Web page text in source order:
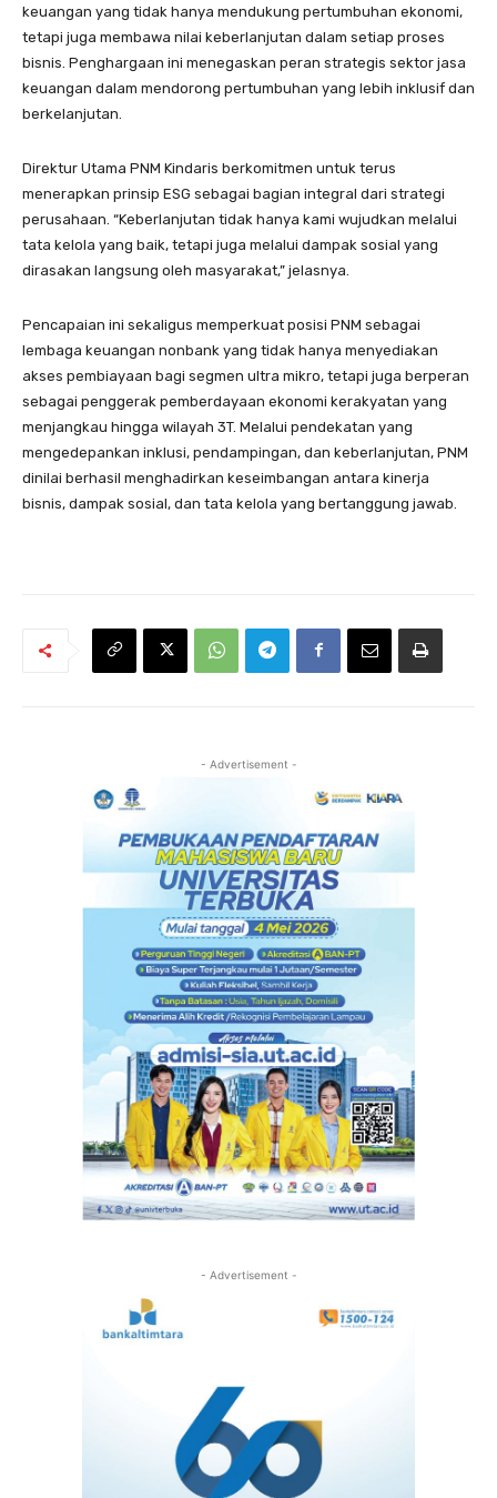
keuangan yang tidak hanya mendukung pertumbuhan ekonomi,
tetapi juga membawa nilai keberlanjutan dalam setiap proses
bisnis. Penghargaan ini menegaskan peran strategis sektor jasa
keuangan dalam mendorong pertumbuhan yang lebih inklusif dan
berkelanjutan.
Direktur Utama PNM Kindaris berkomitmen untuk terus
menerapkan prinsip ESG sebagai bagian integral dari strategi
perusahaan. “Keberlanjutan tidak hanya kami wujudkan melalui
tata kelola yang baik, tetapi juga melalui dampak sosial yang
dirasakan langsung oleh masyarakat,” jelasnya.
Pencapaian ini sekaligus memperkuat posisi PNM sebagai
lembaga keuangan nonbank yang tidak hanya menyediakan
akses pembiayaan bagi segmen ultra mikro, tetapi juga berperan
sebagai penggerak pemberdayaan ekonomi kerakyatan yang
menjangkau hingga wilayah 3T. Melalui pendekatan yang
mengedepankan inklusi, pendampingan, dan keberlanjutan, PNM
dinilai berhasil menghadirkan keseimbangan antara kinerja
bisnis, dampak sosial, dan tata kelola yang bertanggung jawab.
- Advertisement -
- Advertisement -